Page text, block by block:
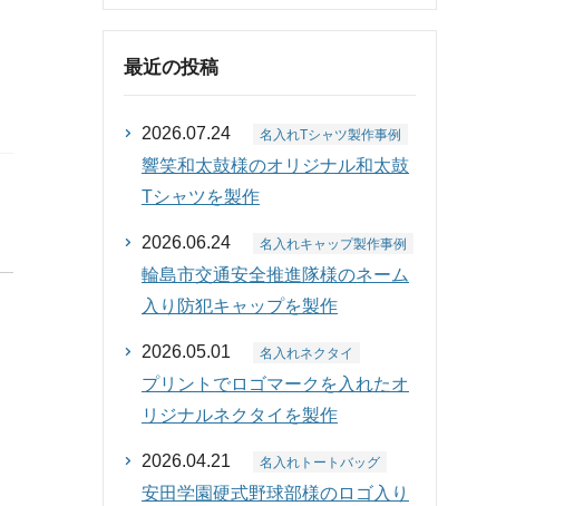
最近の投稿
2026.07.24 名入れTシャツ製作事例
響笑和太鼓様のオリジナル和太鼓
Tシャツを製作
2026.06.24 名入れキャップ製作事例
輪島市交通安全推進隊様のネーム
入り防犯キャップを製作
2026.05.01 名入れネクタイ
プリントでロゴマークを入れたオ
リジナルネクタイを製作
2026.04.21 名入れトートバッグ
安田学園硬式野球部様のロゴ入り